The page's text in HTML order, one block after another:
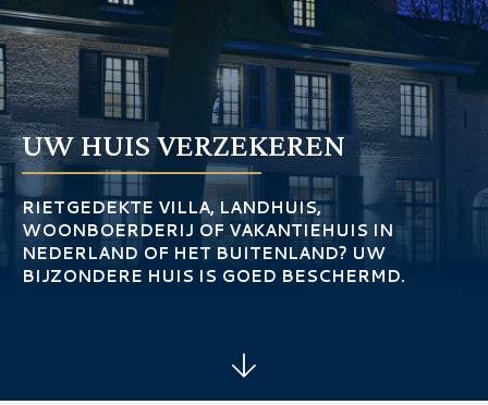
UW HUIS VERZEKEREN
RIETGEDEKTE VILLA, LANDHUIS,
WOONBOERDERIJ OF VAKANTIEHUIS IN
NEDERLAND OF HET BUITENLAND? UW
BIJZONDERE HUIS IS GOED BESCHERMD.